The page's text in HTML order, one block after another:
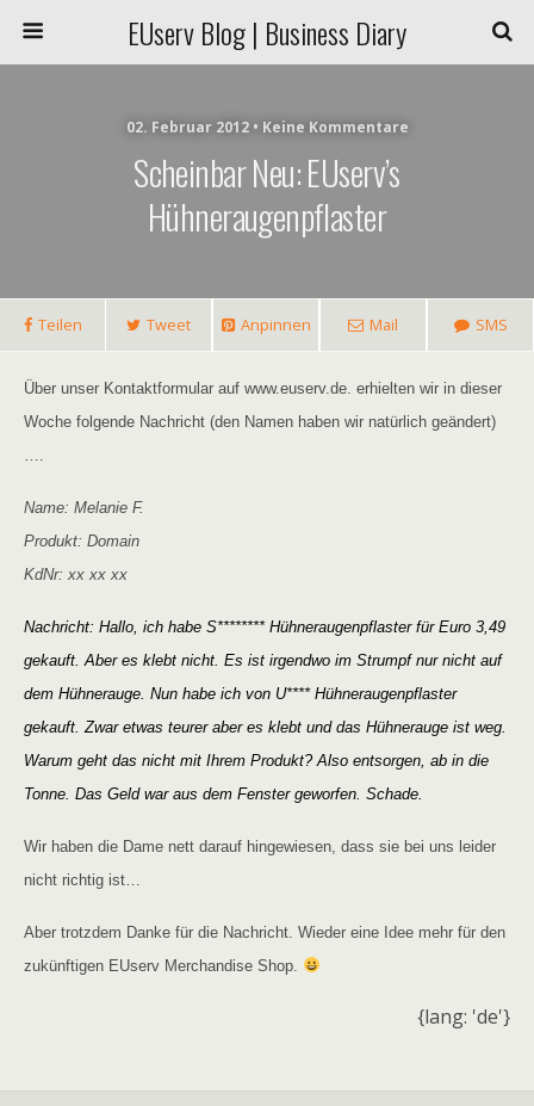
EUserv Blog | Business Diary
02. Februar 2012 • Keine Kommentare
Scheinbar Neu: EUserv’s
Hühneraugenpflaster
Teilen Tweet Anpinnen Mail SMS
Über unser Kontaktformular auf www.euserv.de. erhielten wir in dieser
Woche folgende Nachricht (den Namen haben wir natürlich geändert)
….
Name: Melanie F.
Produkt: Domain
KdNr: xx xx xx
Nachricht: Hallo, ich habe S******** Hühneraugenpflaster für Euro 3,49
gekauft. Aber es klebt nicht. Es ist irgendwo im Strumpf nur nicht auf
dem Hühnerauge. Nun habe ich von U**** Hühneraugenpflaster
gekauft. Zwar etwas teurer aber es klebt und das Hühnerauge ist weg.
Warum geht das nicht mit Ihrem Produkt? Also entsorgen, ab in die
Tonne. Das Geld war aus dem Fenster geworfen. Schade.
Wir haben die Dame nett darauf hingewiesen, dass sie bei uns leider
nicht richtig ist…
Aber trotzdem Danke für die Nachricht. Wieder eine Idee mehr für den
zukünftigen EUserv Merchandise Shop.
{lang: 'de'}